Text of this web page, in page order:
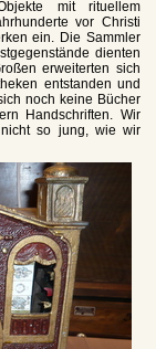
mit rituellem
vor Christi
ein. Die Sammler
dienten
erweiterten sich
entstanden und
noch keine Bücher
Handschriften. Wir
so jung, wie wir